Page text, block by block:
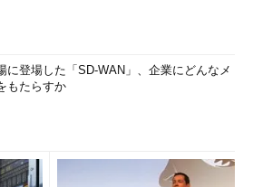
に登場した「SD-WAN」、企業にどんなメ
もたらすか